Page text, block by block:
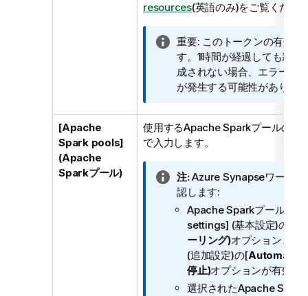
resources(英語のみ)をご覧くださ
情
報
メ
モ
重要: このトークンの有効期
す。1時間が経過しても新し
成されない場合、エラー
が発生する可能性がありま
[Apache
Spark pools]
(Apache
Sparkプール)
使用するApache Sparkプールの名
で入力します。
情
報
メ
注:Azure Synapseワークス
認します:
Apache Sparkプールの
settings] (基本設定)の
ーリング)オプションと
(追加設定)の[Automatic
停止)オプションが有効に
選択されたApache Spark